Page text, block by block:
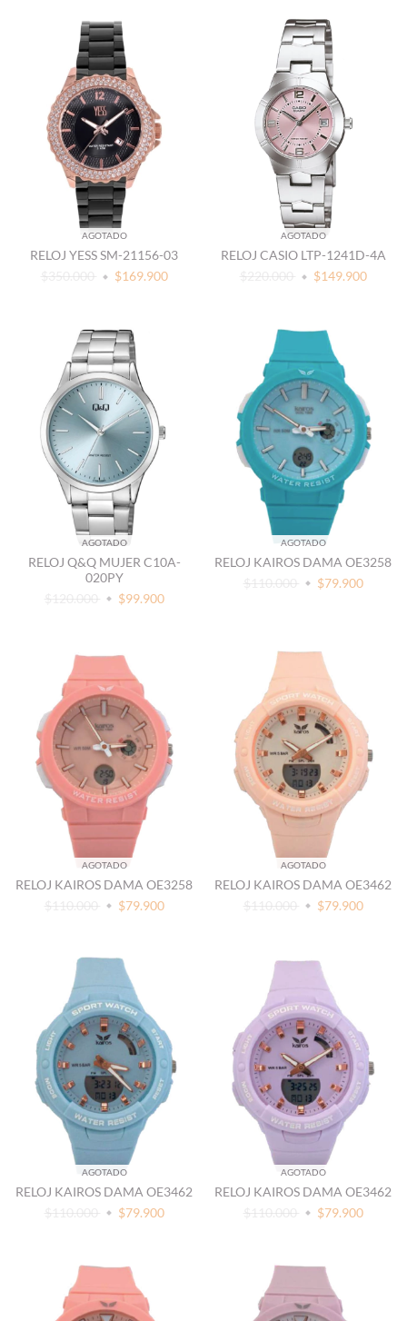
AGOTADO
RELOJ YESS SM-21156-03
$350.000
$169.900
AGOTADO
RELOJ CASIO LTP-1241D-4A
$220.000
$149.900
AGOTADO
RELOJ Q&Q MUJER C10A-
020PY
$120.000
$99.900
AGOTADO
RELOJ KAIROS DAMA OE3258
$110.000
$79.900
AGOTADO
RELOJ KAIROS DAMA OE3258
$110.000
$79.900
AGOTADO
RELOJ KAIROS DAMA OE3462
$110.000
$79.900
AGOTADO
RELOJ KAIROS DAMA OE3462
$110.000
$79.900
AGOTADO
RELOJ KAIROS DAMA OE3462
$110.000
$79.900